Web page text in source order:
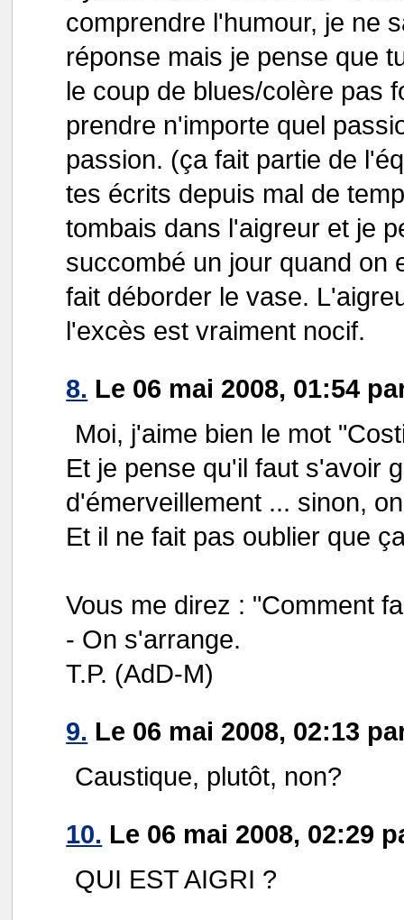
comprendre l'humour, je ne
réponse mais je pense que
le coup de blues/colère pas
prendre n'importe quel
passion. (ça fait partie de
tes écrits depuis mal de
tombais dans l'aigreur et je
succombé un jour quand on
fait déborder le vase.
l'excès est vraiment nocif.
8. Le 06 mai 2008, 01:54
Moi, j'aime bien le mot
Et je pense qu'il faut s'avoir
d'émerveillement ... sinon,
Et il ne fait pas oublier que
Vous me direz : "Comment
- On s'arrange.
T.P. (AdD-M)
9. Le 06 mai 2008, 02:13
Caustique, plutôt, non?
10. Le 06 mai 2008, 02:29
QUI EST AIGRI ?